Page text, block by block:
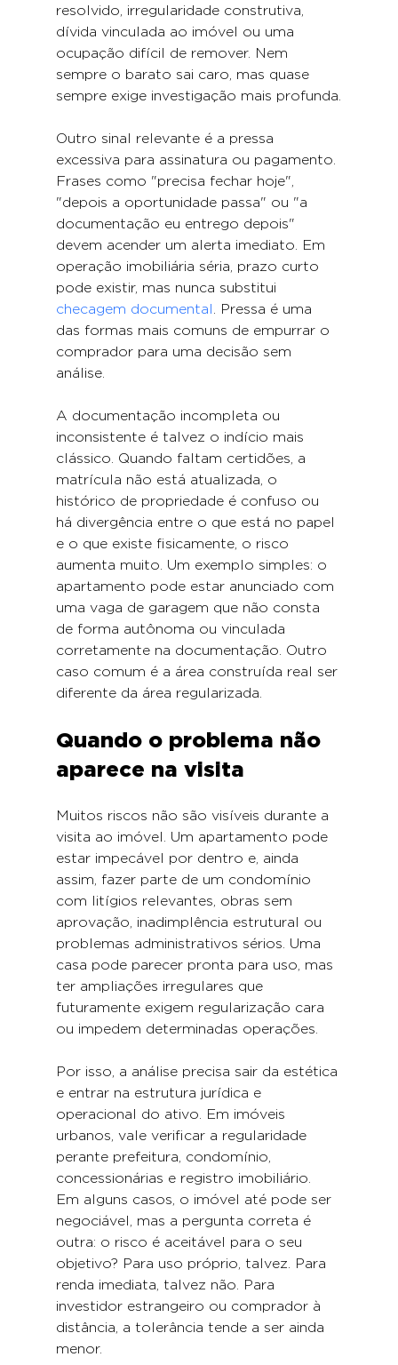
resolvido, irregularidade construtiva,
dívida vinculada ao imóvel ou uma
ocupação difícil de remover. Nem
sempre o barato sai caro, mas quase
sempre exige investigação mais profunda.
Outro sinal relevante é a pressa
excessiva para assinatura ou pagamento.
Frases como "precisa fechar hoje",
"depois a oportunidade passa" ou "a
documentação eu entrego depois"
devem acender um alerta imediato. Em
operação imobiliária séria, prazo curto
pode existir, mas nunca substitui
checagem documental . Pressa é uma
das formas mais comuns de empurrar o
comprador para uma decisão sem
análise.
A documentação incompleta ou
inconsistente é talvez o indício mais
clássico. Quando faltam certidões, a
matrícula não está atualizada, o
histórico de propriedade é confuso ou
há divergência entre o que está no papel
e o que existe fisicamente, o risco
aumenta muito. Um exemplo simples: o
apartamento pode estar anunciado com
uma vaga de garagem que não consta
de forma autônoma ou vinculada
corretamente na documentação. Outro
caso comum é a área construída real ser
diferente da área regularizada.
Quando o problema não
aparece na visita
Muitos riscos não são visíveis durante a
visita ao imóvel. Um apartamento pode
estar impecável por dentro e, ainda
assim, fazer parte de um condomínio
com litígios relevantes, obras sem
aprovação, inadimplência estrutural ou
problemas administrativos sérios. Uma
casa pode parecer pronta para uso, mas
ter ampliações irregulares que
futuramente exigem regularização cara
ou impedem determinadas operações.
Por isso, a análise precisa sair da estética
e entrar na estrutura jurídica e
operacional do ativo. Em imóveis
urbanos, vale verificar a regularidade
perante prefeitura, condomínio,
concessionárias e registro imobiliário.
Em alguns casos, o imóvel até pode ser
negociável, mas a pergunta correta é
outra: o risco é aceitável para o seu
objetivo? Para uso próprio, talvez. Para
renda imediata, talvez não. Para
investidor estrangeiro ou comprador à
distância, a tolerância tende a ser ainda
menor.